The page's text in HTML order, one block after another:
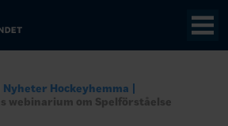
Nyheter Hockeyhemma
webinarium om Spelförståelse